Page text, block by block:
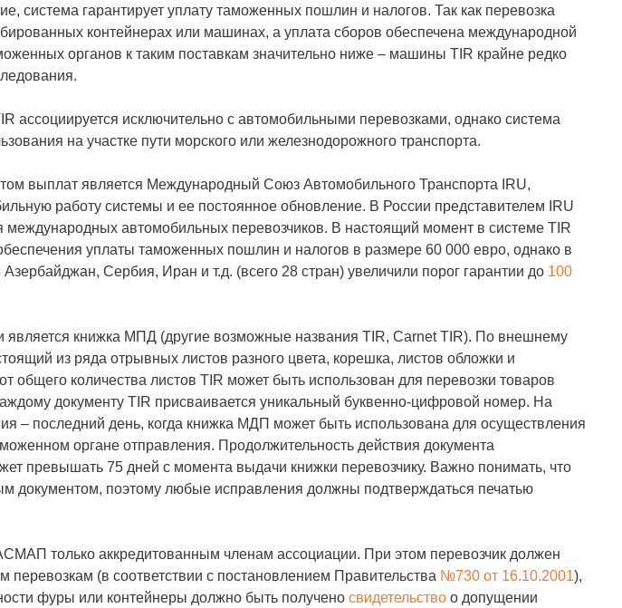
система гарантирует уплату таможенных пошлин и налогов. Так как перевозка
контейнерах или машинах, а уплата сборов обеспечена международной
органов к таким поставкам значительно ниже – машины TIR крайне редко
ассоциируется исключительно с автомобильными перевозками, однако система
на участке пути морского или железнодорожного транспорта.
выплат является Международный Союз Автомобильного Транспорта IRU,
работу системы и ее постоянное обновление. В России представителем IRU
автомобильных перевозчиков. В настоящий момент в системе TIR
уплаты таможенных пошлин и налогов в размере 60 000 евро, однако в
Сербия, Иран и т.д. (всего 28 стран) увеличили порог гарантии до 100
книжка МПД (другие возможные названия TIR, Carnet TIR). По внешнему
из ряда отрывных листов разного цвета, корешка, листов обложки и
общего количества листов TIR может быть использован для перевозки товаров
документу TIR присваивается уникальный буквенно-цифровой номер. На
– последний день, когда книжка МДП может быть использована для осуществления
органе отправления. Продолжительность действия документа
превышать 75 дней с момента выдачи книжки перевозчику. Важно понимать, что
документом, поэтому любые исправления должны подтверждаться печатью
только аккредитованным членам ассоциации. При этом перевозчик должен
перевозкам (в соответствии с постановлением Правительства №730 от 16.10.2001),
фуры или контейнеры должно быть получено свидетельствоо допущении